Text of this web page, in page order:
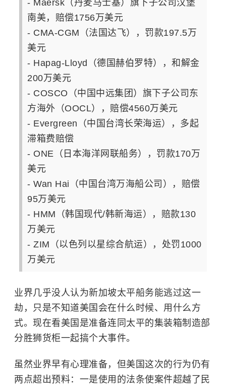
- Maersk（丹麦马士基）旗下子公司汉堡
南美，赔偿1756万美元
- CMA-CGM（法国达飞），罚款197.5万
美元
- Hapag-Lloyd（德国赫伯罗特），和解金
200万美元
- COSCO（中国中远集团）旗下子公司东
方海外（OOCL），赔偿4560万美元
- Evergreen（中国台湾长荣海运），多起
滞箱费赔偿
- ONE（日本海洋网联船务），罚款170万
美元
- Wan Hai（中国台湾万海船公司），赔偿
95万美元
- HMM（韩国现代/韩新海运），赔款130
万美元
- ZIM（以色列以星综合航运），处罚1000
万美元
业界几乎没人认为新加坡太平船务能逃过这一
劫，只是不知道美国会在什么时候、用什么方
式。现在看美国是准备连同太平的集装箱制造部
分胜狮货柜一起搞个大事件。
虽然业界早有心理准备，但美国这次的行为仍有
两点超出预料：一是使用的法条使案件超越了民